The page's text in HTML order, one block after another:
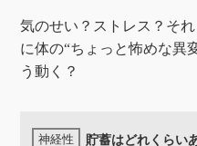
気のせい？ストレス？そ
に体の“ちょっと怖めな異
う動く？
貯蓄はどれくらい